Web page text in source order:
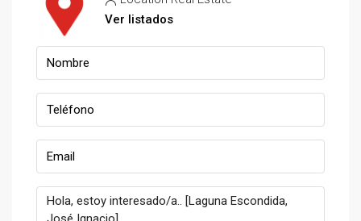
Ver listados